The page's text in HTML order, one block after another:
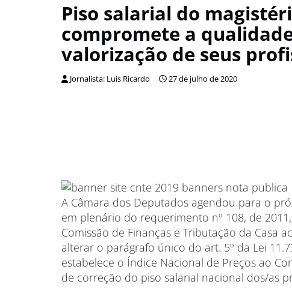
Piso salarial do
compromete a
valorização de seus
Jornalista: Luis Ricardo 27 de julho de 2020
A Câmara dos Deputados agendou para o
em plenário do requerimento nº 108, de
Comissão de Finanças e Tributação da Casa
alterar o parágrafo único do art. 5º da Lei
estabelece o Índice Nacional de Preços ao
de correção do piso salarial nacional dos/as